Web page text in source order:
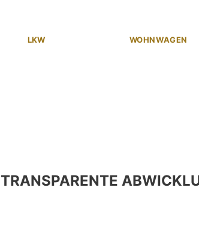
LKW WOHNWAGEN
TRANSPARENTE